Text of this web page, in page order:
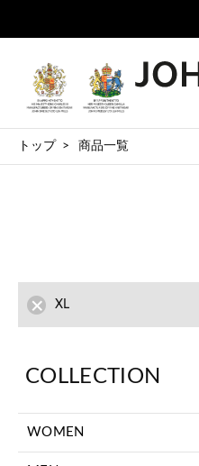
トップ 商品一覧
XL
COLLECTION
WOMEN